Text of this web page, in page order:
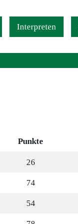
Interpreten
Punkte
26
74
54